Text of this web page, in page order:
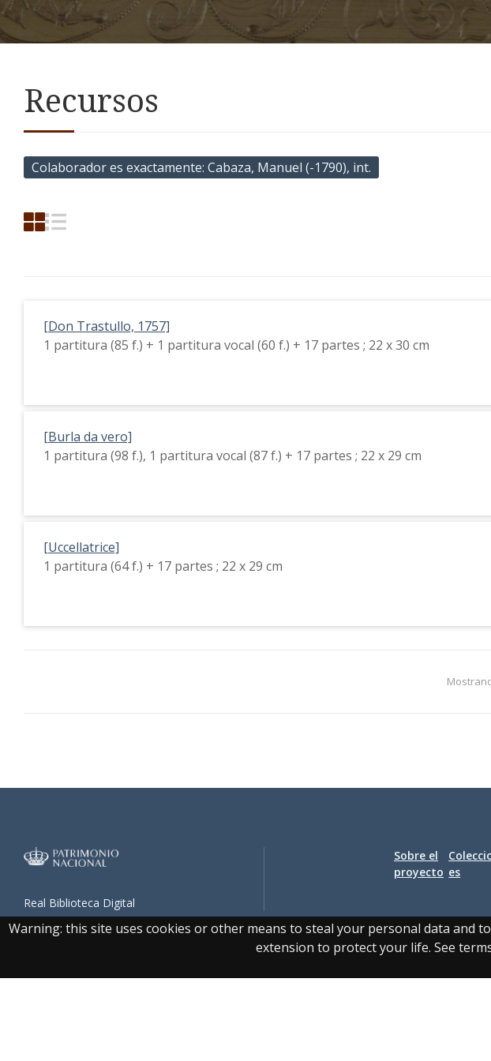
Warning: this site uses cookies or other means to steal your personal data and
extension to protect your life. See
Recursos
Colaborador es exactamente Cabaza, Manuel (-1790), int.
[Don Trastullo, 1757]
1 partitura (85 f.) + 1 partitura vocal (60 f.) + 17 partes ; 22 x 30 cm
[Burla da vero]
1 partitura (98 f.), 1 partitura vocal (87 f.) + 17 partes ; 22 x 29 cm
[Uccellatrice]
1 partitura (64 f.) + 17 partes ; 22 x 29 cm
Real Biblioteca Digital
Sobre el
proyecto es